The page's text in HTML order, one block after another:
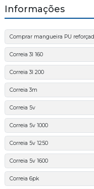
Informações
Comprar mangueira PU
Correia 3l 160
Correia 3l 200
Correia 3m
Correia 5v
Correia 5v 1000
Correia 5v 1250
Correia 5v 1600
Correia 6pk